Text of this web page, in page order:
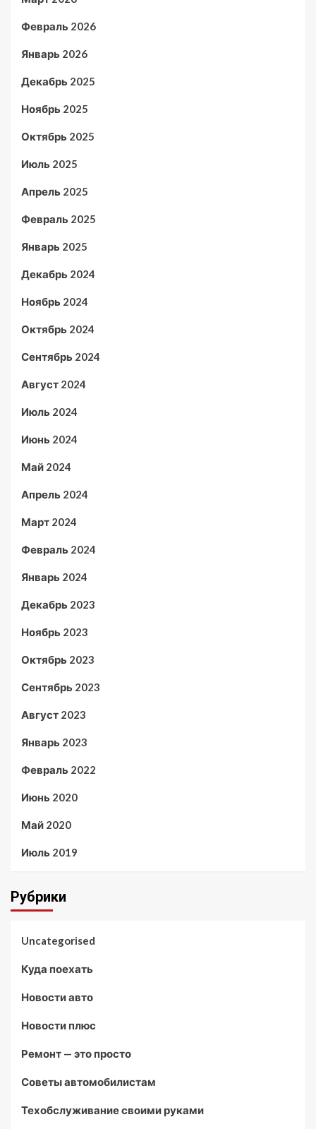
Февраль 2026
Январь 2026
Декабрь 2025
Ноябрь 2025
Октябрь 2025
Июль 2025
Апрель 2025
Февраль 2025
Январь 2025
Декабрь 2024
Ноябрь 2024
Октябрь 2024
Сентябрь 2024
Август 2024
Июль 2024
Июнь 2024
Май 2024
Апрель 2024
Март 2024
Февраль 2024
Январь 2024
Декабрь 2023
Ноябрь 2023
Октябрь 2023
Сентябрь 2023
Август 2023
Январь 2023
Февраль 2022
Июнь 2020
Май 2020
Июль 2019
Рубрики
Uncategorised
Куда поехать
Новости авто
Новости плюс
Ремонт — это просто
Советы автомобилистам
Техобслуживание своими руками